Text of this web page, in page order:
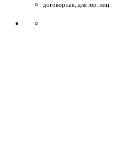
договорная, для юр. лиц